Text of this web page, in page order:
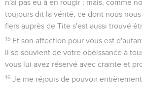
n'ai pas eu à en rougir ; mais, comme
toujours dit la vérité, ce dont nous
fiers auprès de Tite s'est aussi trouvé
15 Et son affection pour vous est
il se souvient de votre obéissance à
vous lui avez réservé avec crainte et
16 Je me réjouis de pouvoir